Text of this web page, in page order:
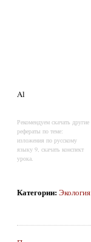
Al
Рекомендуем скачать другие
рефераты по теме:
изложения по русскому
языку 9, скачать конспект
урока.
Категории:Экология